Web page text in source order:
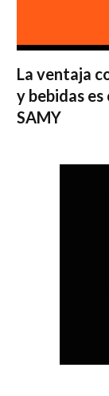
La ventaja
y bebidas
SAMY